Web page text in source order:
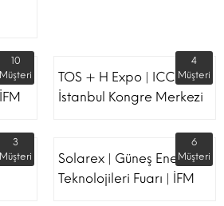
Ve
10
Müşteri
TOS + H Expo | ICC -
İstanbul Kongre Merkezi
4
Müşteri
3
Müşteri
Solarex | Güneş Enerjisi &
Teknolojileri Fuarı | İFM
6
Müşteri